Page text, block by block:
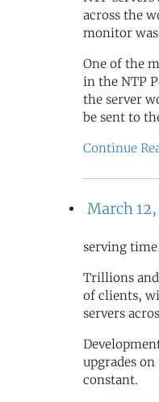
across the
monitor
One of the
in the NTP
the server
be sent to
Continue
March
serving
Trillions
of clients,
servers
upgrades
constant.